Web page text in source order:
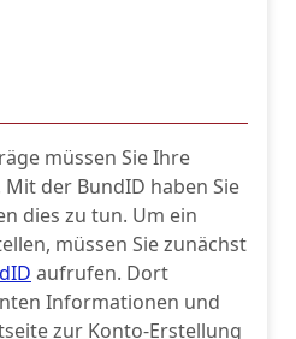
müssen Sie Ihre
der BundID haben Sie
dies zu tun. Um ein
müssen Sie zunächst
aufrufen. Dort
Informationen und
zur Konto-Erstellung